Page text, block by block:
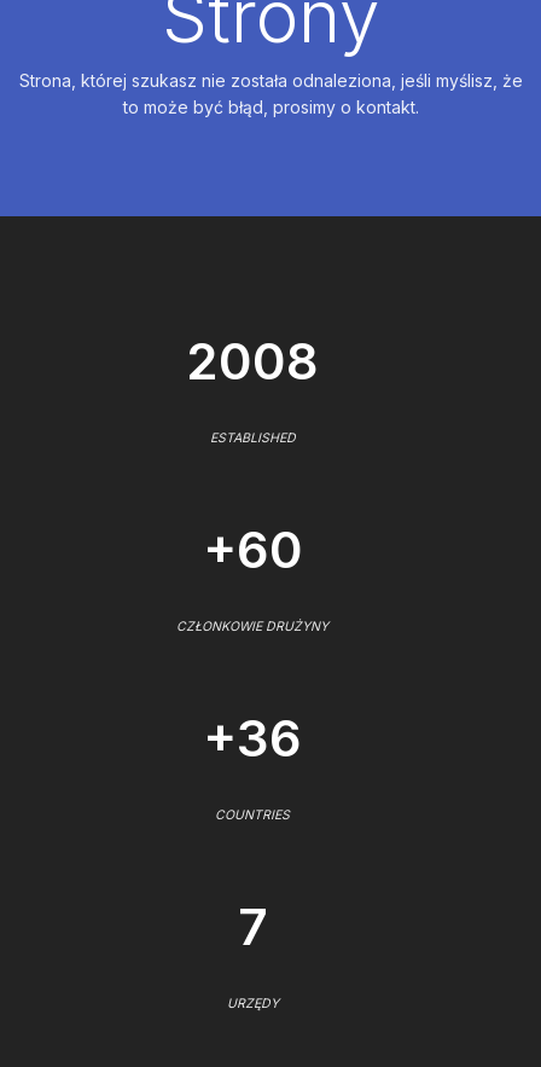
Strona, której szukasz nie została odnaleziona, jeśli myślisz, że
to może być błąd, prosimy o kontakt.
2008
ESTABLISHED
+60
CZŁONKOWIE DRUŻYNY
+36
COUNTRIES
7
URZĘDY